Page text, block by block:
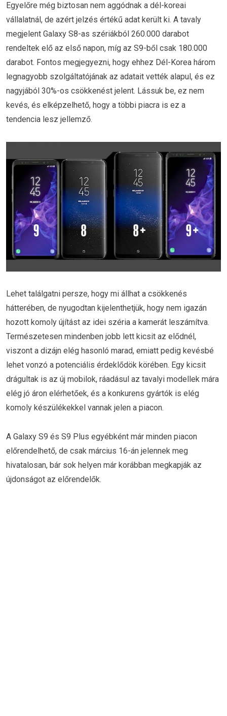
Egyelőre még biztosan nem aggódnak a dél-koreai
vállalatnál, de azért jelzés értékű adat került ki. A tavaly
megjelent Galaxy S8-as szériákból 260.000 darabot
rendeltek elő az első napon, míg az S9-ből csak 180.000
darabot. Fontos megjegyezni, hogy ehhez Dél-Korea három
legnagyobb szolgáltatójának az adatait vették alapul, és ez
nagyjából 30%-os csökkenést jelent. Lássuk be, ez nem
kevés, és elképzelhető, hogy a többi piacra is ez a
tendencia lesz jellemző.
Lehet találgatni persze, hogy mi állhat a csökkenés
hátterében, de nyugodtan kijelenthetjük, hogy nem igazán
hozott komoly újítást az idei széria a kamerát leszámítva.
Természetesen mindenben jobb lett kicsit az elődnél,
viszont a dizájn elég hasonló marad, emiatt pedig kevésbé
lehet vonzó a potenciális érdeklődök körében. Egy kicsit
drágultak is az új mobilok, ráadásul az tavalyi modellek mára
elég jó áron elérhetőek, és a konkurens gyártók is elég
komoly készülékekkel vannak jelen a piacon.
A Galaxy S9 és S9 Plus egyébként már minden piacon
előrendelhető, de csak március 16-án jelennek meg
hivatalosan, bár sok helyen már korábban megkapják az
újdonságot az előrendelők.